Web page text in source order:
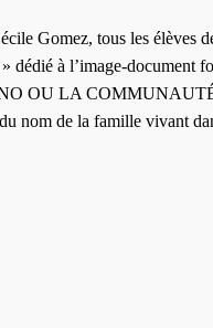
Gomez, tous les élèves
à l’image-document
OU LA
nom de la famille vivant